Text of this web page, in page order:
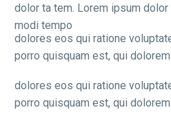
dolor ta tem. Lorem ipsum
modi tempo
dolores eos qui ratione
porro quisquam est, qui
dolores eos qui ratione
porro quisquam est, qui